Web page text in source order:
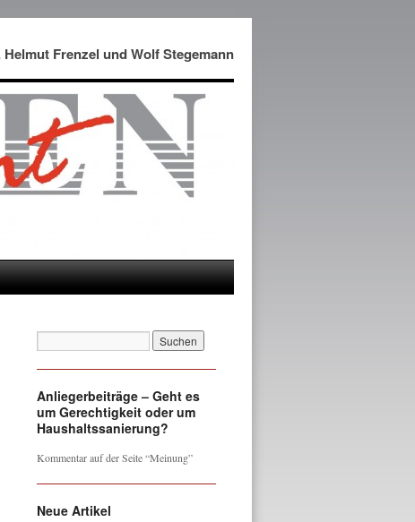
Helmut Frenzel und Wolf Stegemann
Anliegerbeiträge – Geht es
um Gerechtigkeit oder um
Haushaltssanierung?
Kommentar auf der Seite “Meinung”
Neue Artikel